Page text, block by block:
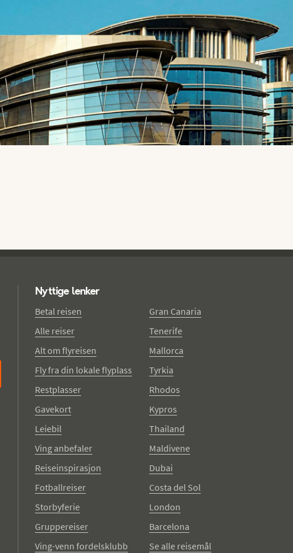
Nyttige lenker
Betal reisen
Alle reiser
Alt om flyreisen
Fly fra din lokale flyplass
Restplasser
Gavekort
Leiebil
Ving anbefaler
Reiseinspirasjon
Fotballreiser
Storbyferie
Gruppereiser
Ving-venn fordelsklubb
Gran Canaria
Tenerife
Mallorca
Tyrkia
Rhodos
Kypros
Thailand
Maldivene
Dubai
Costa del Sol
London
Barcelona
Se alle reisemål